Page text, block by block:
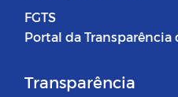
FGTS
Portal da Transparência
Transparência